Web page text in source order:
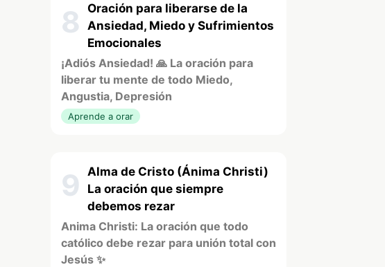
8
Oración para liberarse de la
Ansiedad, Miedo y Sufrimientos
Emocionales
¡Adiós Ansiedad! 🙏 La oración para
liberar tu mente de todo Miedo,
Angustia, Depresión
Aprende a orar
9
Alma de Cristo (Ánima Christi)
La oración que siempre
debemos rezar
Anima Christi: La oración que todo
católico debe rezar para unión total con
Jesús ✨